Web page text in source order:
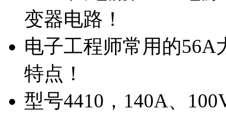
变器电路！
电子工程师常用的56A
特点！
型号4410，140A、